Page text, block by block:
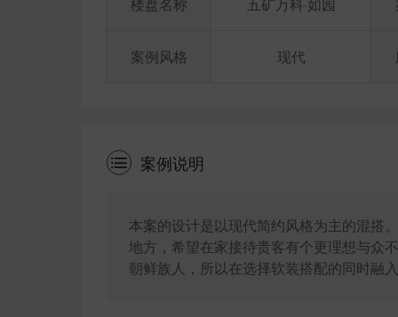
案例风格 现代
案例说明
本案的设计是以现代简约风格为主的混搭
地方，希望在家接待贵客有个更理想与众
朝鲜族人，所以在选择软装搭配的同时融